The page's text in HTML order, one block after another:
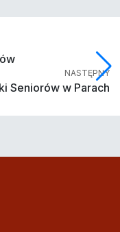
NASTĘPNY
Seniorów w Parach